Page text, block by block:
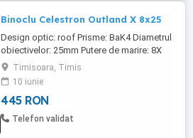
Binoclu Celestron Outland X 8x25
Design optic: roof Prisme: BaK4 Diametrul
obiectivelor: 25mm Putere de marire: 8X
Camp vizual la 1000m: 143m Camp vizual:
8.2 grade Diam. pupilei de iesire: 3.1mm
Relief ocular: 10mm Near focus: 4.57m
Greutate: 312 grame Alte accesorii: geanta
transport neopren Garantie: 2 ani
Timisoara, Timis
10 iunie
445 RON
Telefon validat